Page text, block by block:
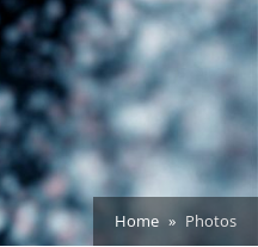
Home Photos